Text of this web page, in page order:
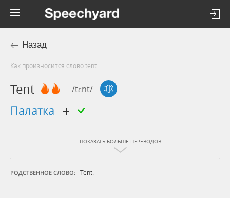
Назад
Как произносится слово tent
Tent /tɛnt/
палатка
ПОКАЗАТЬ БОЛЬШЕ ПЕРЕВОДОВ
РОДСТВЕННОЕ СЛОВО: Tent.